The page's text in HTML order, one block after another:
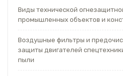
Виды технической
промышленных объектов и
Воздушные фильтры и
защиты двигателей
пыли